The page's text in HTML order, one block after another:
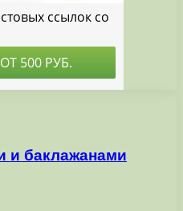
и баклажанами